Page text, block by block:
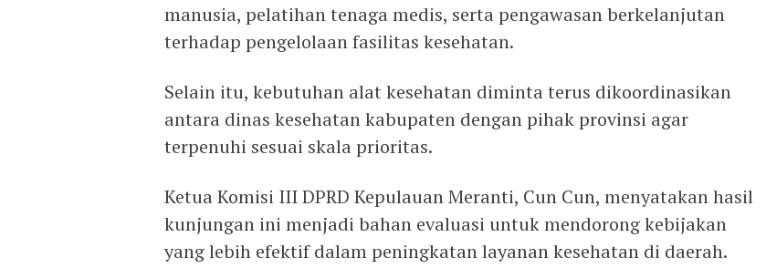
manusia, pelatihan tenaga medis, serta pengawasan berkelanjutan
terhadap pengelolaan fasilitas kesehatan.
Selain itu, kebutuhan alat kesehatan diminta terus dikoordinasikan
antara dinas kesehatan kabupaten dengan pihak provinsi agar
terpenuhi sesuai skala prioritas.
Ketua Komisi III DPRD Kepulauan Meranti, Cun Cun, menyatakan hasil
kunjungan ini menjadi bahan evaluasi untuk mendorong kebijakan
yang lebih efektif dalam peningkatan layanan kesehatan di daerah.